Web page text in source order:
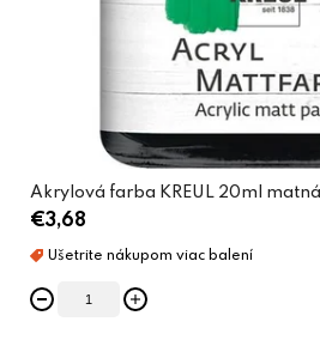
Akrylová farba KREUL 20ml
€3,68